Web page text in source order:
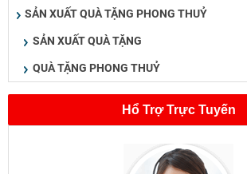
SẢN XUẤT QUÀ TẶNG PHONG THUỶ
SẢN XUẤT QUÀ TẶNG
QUÀ TẶNG PHONG THUỶ
Hổ Trợ Trực Tuyến